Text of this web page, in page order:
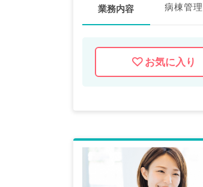
業務内容 病棟管理
お気に入り